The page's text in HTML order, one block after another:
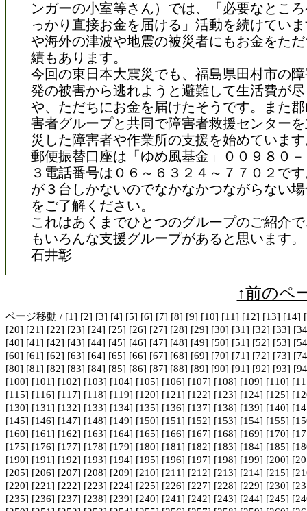
ンガーの小室等さん）では、「必要なとこ
っかり直接お金を届ける」活動を続けてい
や海外の津波や地震の被災者にもお金をた
績もあります。
今回の東日本大震災でも、福島県田村市の
発の被害から逃れようと避難して生活費が
や、ただちにお金を届けたそうです。また
害者グループと共同で障害者救援センター
災した障害者や作業所の支援を始めていま
郵便振替口座は「ゆめ風基金」００９８０
３電話番号は０６～６３２４～７７０２で
が３台しかないのでなかなかつながらない
をご了解ください。
これはあくまでひとつのグループのご紹介
もいろんな支援グループがあると思います。
石井彰
↑前のペ
ページ移動 / [1] [2] [3] [4] [5] [6] [7] [8] [9] [10] [11] [12] [13] [14] [
[20] [21] [22] [23] [24] [25] [26] [27] [28] [29] [30] [31] [32] [33] [34
[40] [41] [42] [43] [44] [45] [46] [47] [48] [49] [50] [51] [52] [53] [54
[60] [61] [62] [63] [64] [65] [66] [67] [68] [69] [70] [71] [72] [73] [74
[80] [81] [82] [83] [84] [85] [86] [87] [88] [89] [90] [91] [92] [93] [94
[100] [101] [102] [103] [104] [105] [106] [107] [108] [109] [110] [
[115] [116] [117] [118] [119] [120] [121] [122] [123] [124] [125] [
[130] [131] [132] [133] [134] [135] [136] [137] [138] [139] [140] [
[145] [146] [147] [148] [149] [150] [151] [152] [153] [154] [155] [
[160] [161] [162] [163] [164] [165] [166] [167] [168] [169] [170] [
[175] [176] [177] [178] [179] [180] [181] [182] [183] [184] [185] [
[190] [191] [192] [193] [194] [195] [196] [197] [198] [199] [200] [
[205] [206] [207] [208] [209] [210] [211] [212] [213] [214] [215] [
[220] [221] [222] [223] [224] [225] [226] [227] [228] [229] [230] [
[235] [236] [237] [238] [239] [240] [241] [242] [243] [244] [245] [